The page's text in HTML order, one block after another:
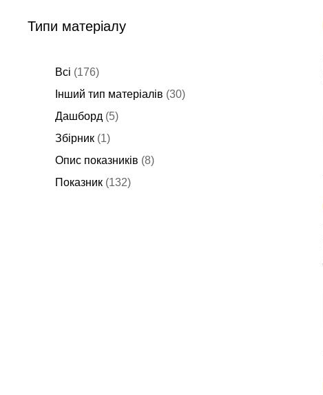
Типи матеріалу
Всі (176)
Інший тип матеріалів (30)
Дашборд (5)
Збірник (1)
Опис показників (8)
Показник (132)